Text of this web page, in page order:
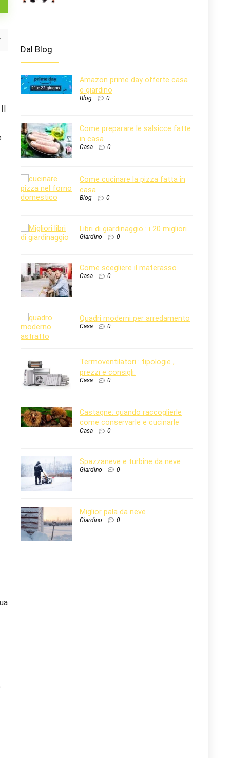
Il
Dal Blog
Amazon prime day offerte casa
e giardino
Blog 0
Come preparare le salsicce fatte
in casa
Casa 0
Come cucinare la pizza fatta in
casa
Blog 0
Libri di giardinaggio : i 20 migliori
Giardino 0
Come scegliere il materasso
Casa 0
Quadri moderni per arredamento
Casa 0
Termoventilatori : tipologie ,
prezzi e consigli.
Casa 0
Castagne: quando raccoglierle
come conservarle e cucinarle
Casa 0
Spazzaneve e turbine da neve
Giardino 0
Miglior pala da neve
Giardino 0